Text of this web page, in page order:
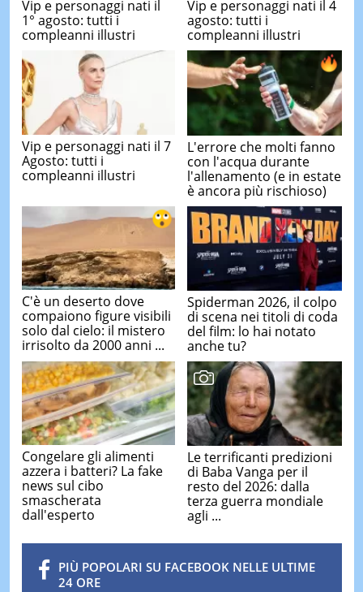
Vip e personaggi nati il
1° agosto: tutti i
compleanni illustri
Vip e personaggi nati il 4
agosto: tutti i
compleanni illustri
Vip e personaggi nati il 7
Agosto: tutti i
compleanni illustri
L'errore che molti fanno
con l'acqua durante
l'allenamento (e in estate
è ancora più rischioso)
C'è un deserto dove
compaiono figure visibili
solo dal cielo: il mistero
irrisolto da 2000 anni ...
Spiderman 2026, il colpo
di scena nei titoli di coda
del film: lo hai notato
anche tu?
Congelare gli alimenti
azzera i batteri? La fake
news sul cibo
smascherata
dall'esperto
Le terrificanti predizioni
di Baba Vanga per il
resto del 2026: dalla
terza guerra mondiale
agli ...
PIÙ POPOLARI SU FACEBOOK NELLE ULTIME
24 ORE